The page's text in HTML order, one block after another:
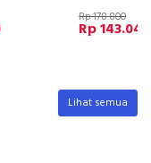
Rp 178.800
Rp 143.040
Lihat semua